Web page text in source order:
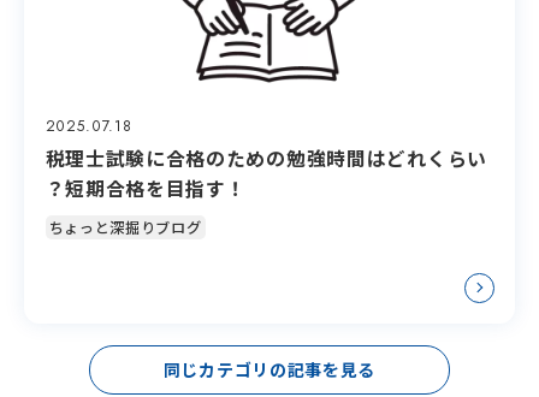
2025.07.18
税理士試験に合格のための勉強時間はどれくらい
？短期合格を目指す！
ちょっと深掘りブログ
同じカテゴリの記事を見る